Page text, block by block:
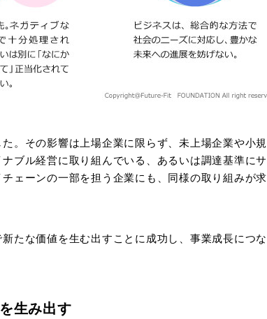
。その影響は上場企業に限らず、未上場企業や小規
ブル経営に取り組んでいる、あるいは調達基準にサ
ェーンの一部を担う企業にも、同様の取り組みが求
たな価値を生む出すことに成功し、事業成長につな
生み出す